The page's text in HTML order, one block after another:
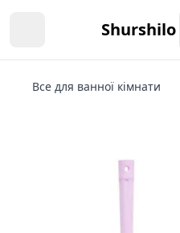
Shurshilo
Все для ванної кімнати